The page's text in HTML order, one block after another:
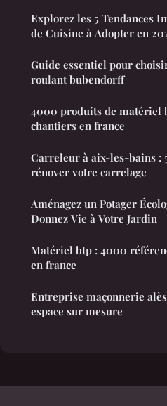
Explorez les 5 Tendances
de Cuisine à Adopter en
Guide essentiel pour
roulant bubendorff
4000 produits de matériel
chantiers en france
Carreleur à aix-les-bains :
rénover votre carrelage
Aménagez un Potager
Donnez Vie à Votre Jardin
Matériel btp : 4000
en france
Entreprise maçonnerie
espace sur mesure